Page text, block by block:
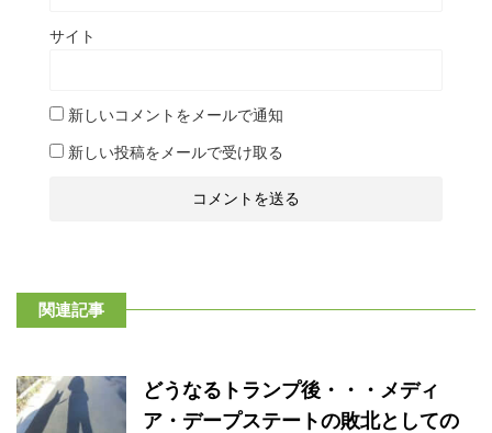
サイト
新しいコメントをメールで通知
新しい投稿をメールで受け取る
関連記事
どうなるトランプ後・・・メディ
ア・デープステートの敗北としての